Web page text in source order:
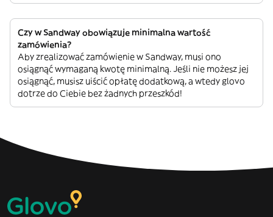
Czy w Sandway obowiązuje minimalna wartość
zamówienia?
Aby zrealizować zamówienie w Sandway, musi ono
osiągnąć wymaganą kwotę minimalną. Jeśli nie możesz jej
osiągnąć, musisz uiścić opłatę dodatkową, a wtedy glovo
dotrze do Ciebie bez żadnych przeszkód!